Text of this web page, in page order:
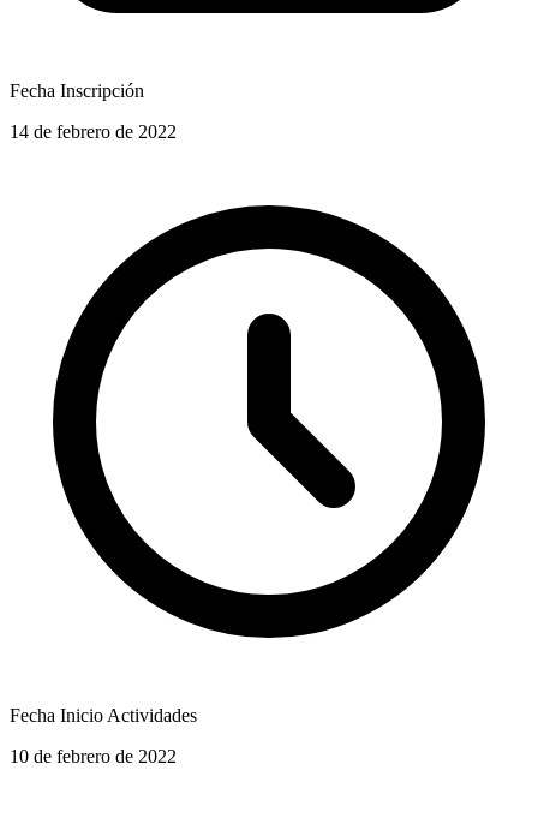
Fecha Inscripción
14 de febrero de 2022
Fecha Inicio Actividades
10 de febrero de 2022